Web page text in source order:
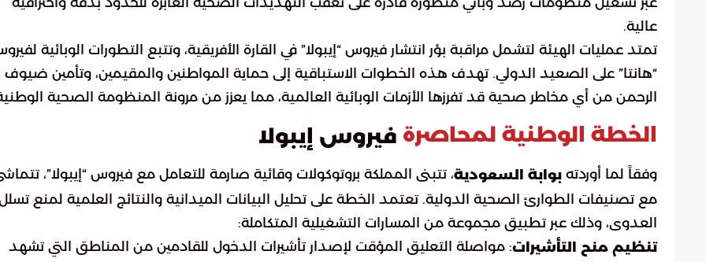
عالية.
تمتد عمليات الهيئة لتشمل مراقبة بؤر انتشار فيروس “إيبولا” في القارة الأفريقية، وتتبع التطورات الوبائية
“هانتا” على الصعيد الدولي. تهدف هذه الخطوات الاستباقية إلى حماية المواطنين والمقيمين، وتأمين ضيوف
الرحمن من أي مخاطر صحية قد تفرزها الأزمات الوبائية العالمية، مما يعزز من مرونة المنظومة الصحية
الخطة الوطنية لمحاصرة فيروس إيبولا
وفقاً لما أوردته بوابة السعودية، تتبنى المملكة بروتوكولات وقائية صارمة للتعامل مع فيروس “إيبولا”،
مع تصنيفات الطوارئ الصحية الدولية. تعتمد الخطة على تحليل البيانات الميدانية والنتائج العلمية لمنع
العدوى، وذلك عبر تطبيق مجموعة من المسارات التشغيلية المتكاملة:
تنظيم منح التأشيرات: مواصلة التعليق المؤقت لإصدار تأشيرات الدخول للقادمين من المناطق التي تشهد